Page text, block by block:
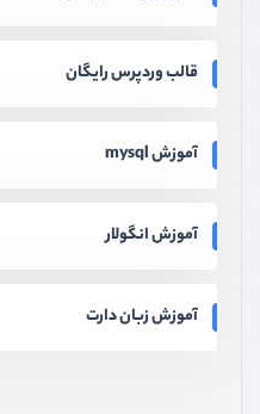
قالب وردپرس رایگان
آموزش mysql
آموزش انگولار
آموزش زبان دارت